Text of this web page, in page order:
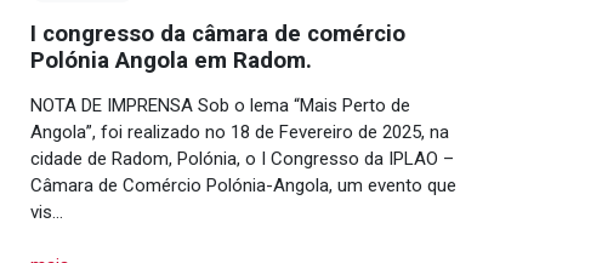
I congresso da câmara de comércio
Polónia Angola em Radom.
NOTA DE IMPRENSA Sob o lema “Mais Perto de
Angola”, foi realizado no 18 de Fevereiro de 2025, na
cidade de Radom, Polónia, o I Congresso da IPLAO –
Câmara de Comércio Polónia-Angola, um evento que
vis…